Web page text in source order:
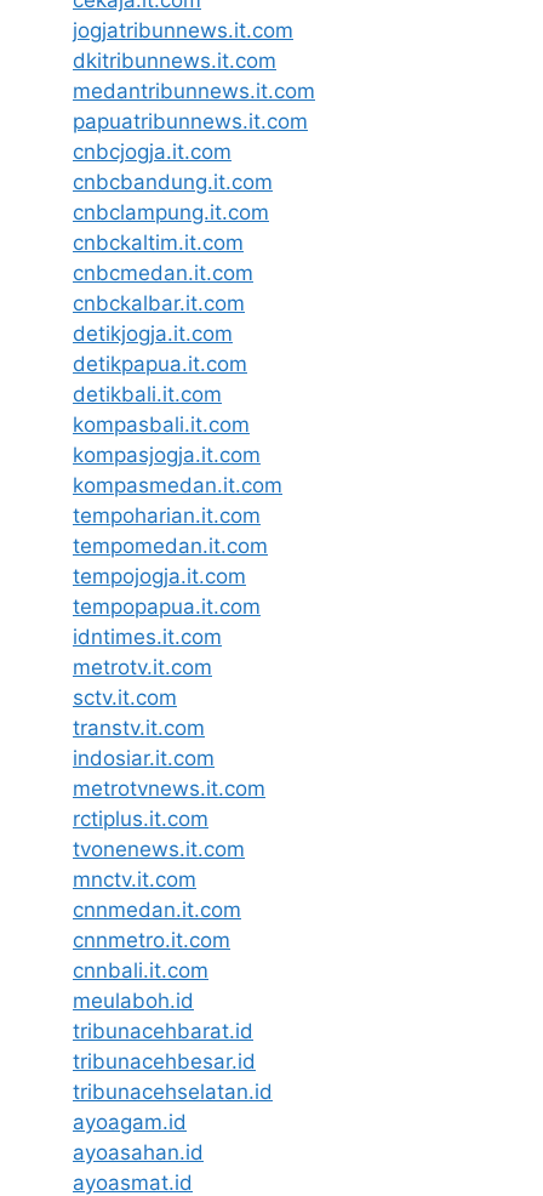
jogjatribunnews.it.com
dkitribunnews.it.com
medantribunnews.it.com
papuatribunnews.it.com
cnbcjogja.it.com
cnbcbandung.it.com
cnbclampung.it.com
cnbckaltim.it.com
cnbcmedan.it.com
cnbckalbar.it.com
detikjogja.it.com
detikpapua.it.com
detikbali.it.com
kompasbali.it.com
kompasjogja.it.com
kompasmedan.it.com
tempoharian.it.com
tempomedan.it.com
tempojogja.it.com
tempopapua.it.com
idntimes.it.com
metrotv.it.com
sctv.it.com
transtv.it.com
indosiar.it.com
metrotvnews.it.com
rctiplus.it.com
tvonenews.it.com
mnctv.it.com
cnnmedan.it.com
cnnmetro.it.com
cnnbali.it.com
meulaboh.id
tribunacehbarat.id
tribunacehbesar.id
tribunacehselatan.id
ayoagam.id
ayoasahan.id
ayoasmat.id